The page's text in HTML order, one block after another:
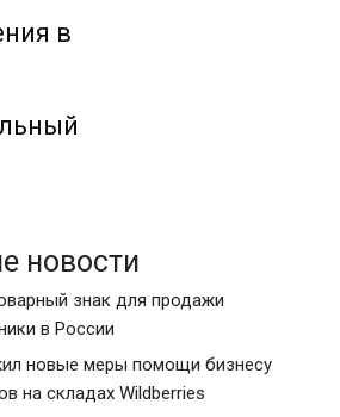
в
новости
знак для продажи
в России
новые меры помощи бизнесу
на складах Wildberries